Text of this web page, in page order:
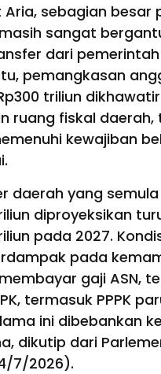
Aria, sebagian besar
sangat
dari
pemangkasan
triliun
ruang fiskal daerah,
kewajiban
daerah yang
diproyeksikan
pada 2027.
pada
gaji ASN,
termasuk PPPK
ini dibebankan
dikutip dari
7/2026).